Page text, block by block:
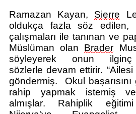
Ramazan Kayan, Sierre
oldukça fazla söz edilen,
çalışmaları ile tanınan ve
Müslüman olan Brader
söyleyerek onun
sözlerledevam ettirir. “Ailesi
göndermiş.
Okul
rahip yapmak istemiş
almışlar. Rahiplik